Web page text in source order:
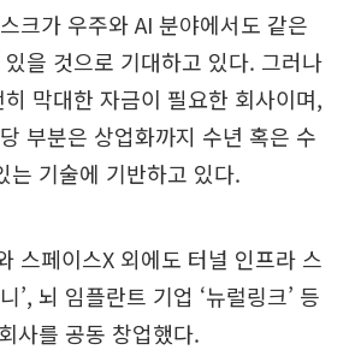
크가 우주와 AI 분야에서도 같은
을 것으로 기대하고 있다. 그러나
막대한 자금이 필요한 회사이며,
부분은 상업화까지 수년 혹은 수
는 기술에 기반하고 있다.
스페이스X 외에도 터널 인프라 스
’, 뇌 임플란트 기업 ‘뉴럴링크’ 등
사를 공동 창업했다.